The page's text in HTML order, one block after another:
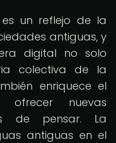
un reflejo de la
antiguas, y
digital no solo
colectiva de la
enriquece el
nuevas
de pensar. La
antiguas en el